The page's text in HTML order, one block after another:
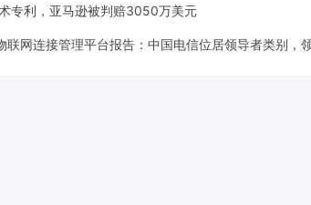
专利，亚马逊被判赔3050万美元
联网连接管理平台报告：中国电信位居领导者类别，